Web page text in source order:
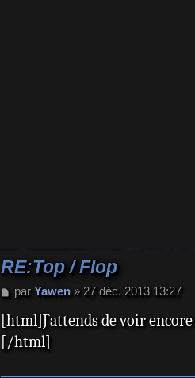
RE:Top / Flop
M
s
s
a
par Yawen» 27 déc. 2013 13:27
[html]J`attends de voir
[/html]